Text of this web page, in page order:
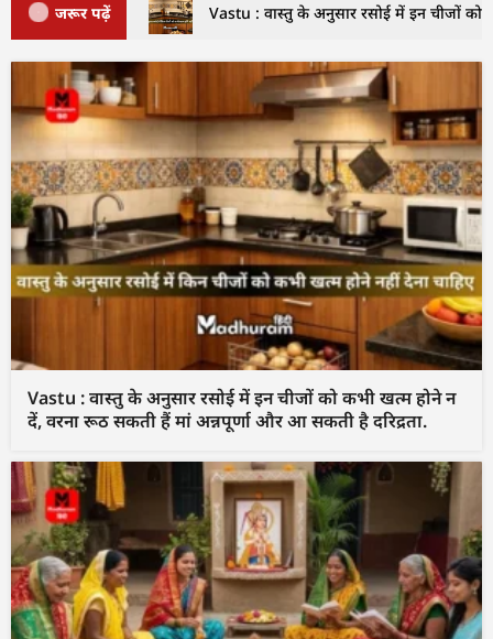
जरूर पढ़ें Vastu : वास्तु के अनुसार रसोई में इन चीजों को
Vastu : वास्तु के अनुसार रसोई में इन चीजों को कभी खत्म होने न
दें, वरना रूठ सकती हैं मां अन्नपूर्णा और आ सकती है दरिद्रता.